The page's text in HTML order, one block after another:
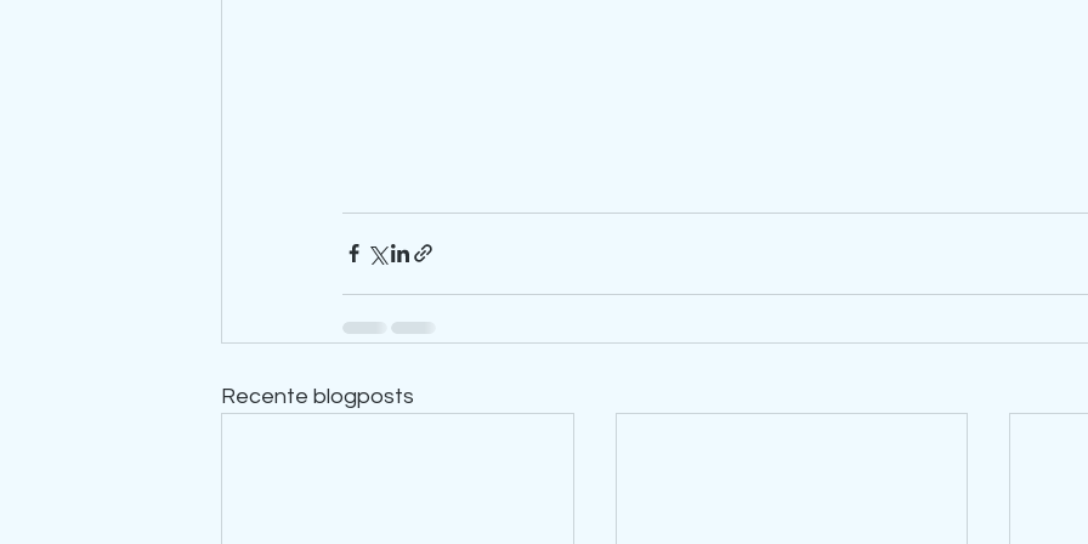
Recente blogposts